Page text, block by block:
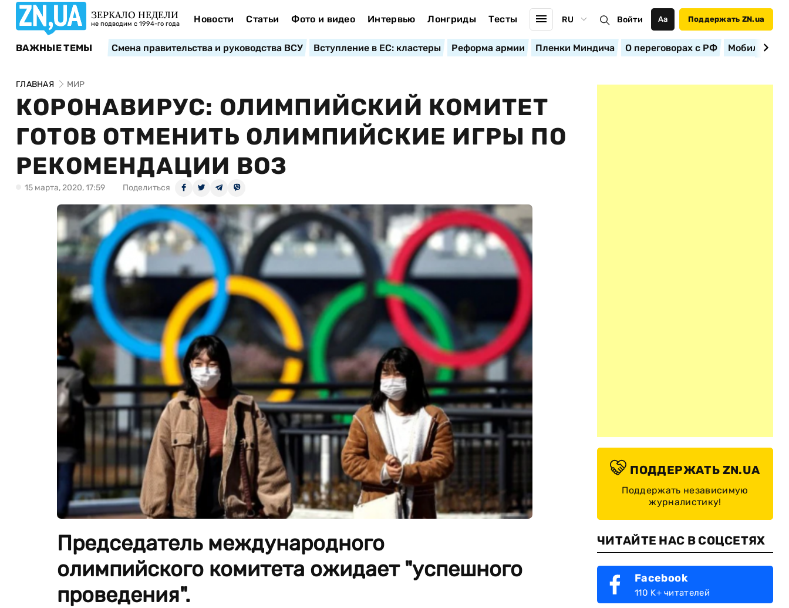
ЗЕРКАЛО НЕДЕЛИ
не подводим с 1994-го года Новости Статьи Фото и видео Интервью Лонгриды Тесты RU Войти Аа Поддержать ZN.ua
ВАЖНЫЕ ТЕМЫ Смена правительства и руководства ВСУ Вступление в ЕС: кластеры Реформа армии Пленки Миндича О переговорах с РФ
ГЛАВНАЯ МИР
КОРОНАВИРУС: ОЛИМПИЙСКИЙ КОМИТЕТ
ГОТОВ ОТМЕНИТЬ ОЛИМПИЙСКИЕ ИГРЫ ПО
РЕКОМЕНДАЦИИ ВОЗ
15 марта, 2020, 17:59 Поделиться
Председатель международного
олимпийского комитета ожидает "успешного
проведения".
ПОДДЕРЖАТЬ ZN.UA
Поддержать независимую
журналистику!
ЧИТАЙТЕ НАС В СОЦСЕТЯХ
Facebook
110 K+ читателей